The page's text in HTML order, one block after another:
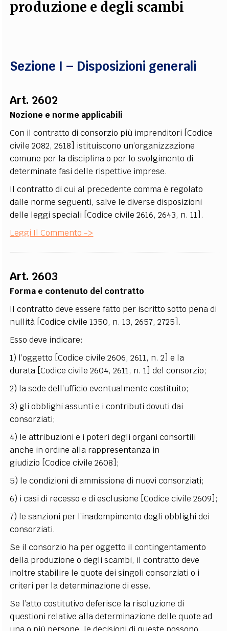
EXTRA
SOCIAL MEDIA
produzione e degli scambi
Sezione I – Disposizioni generali
Art. 2602
Nozione e norme applicabili
Con il contratto di consorzio più imprenditori [Codice
civile 2082, 2618] istituiscono un’organizzazione
comune per la disciplina o per lo svolgimento di
determinate fasi delle rispettive imprese.
Il contratto di cui al precedente comma è regolato
dalle norme seguenti, salve le diverse disposizioni
delle leggi speciali [Codice civile 2616, 2643, n. 11].
Leggi Il Commento ->
Art. 2603
Forma e contenuto del contratto
Il contratto deve essere fatto per iscritto sotto pena di
nullità [Codice civile 1350, n. 13, 2657, 2725].
Esso deve indicare:
1) l’oggetto [Codice civile 2606, 2611, n. 2] e la
durata [Codice civile 2604, 2611, n. 1] del consorzio;
2) la sede dell’ufficio eventualmente costituito;
3) gli obblighi assunti e i contributi dovuti dai
consorziati;
4) le attribuzioni e i poteri degli organi consortili
anche in ordine alla rappresentanza in
giudizio [Codice civile 2608];
5) le condizioni di ammissione di nuovi consorziati;
6) i casi di recesso e di esclusione [Codice civile 2609];
7) le sanzioni per l’inadempimento degli obblighi dei
consorziati.
Se il consorzio ha per oggetto il contingentamento
della produzione o degli scambi, il contratto deve
inoltre stabilire le quote dei singoli consorziati o i
criteri per la determinazione di esse.
Se l’atto costitutivo deferisce la risoluzione di
questioni relative alla determinazione delle quote ad